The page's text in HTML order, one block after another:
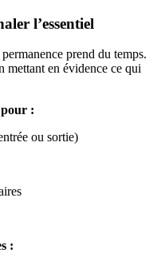
l’essentiel
prend du temps.
mettant en évidence ce qui
:
ou sortie)
: